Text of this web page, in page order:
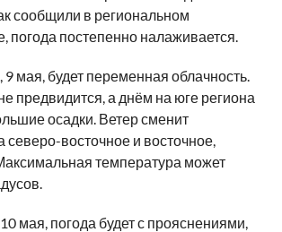
сообщили в региональном
погода постепенно налаживается.
мая, будет переменная облачность.
предвидится, а днём на юге региона
осадки. Ветер сменит
северо-восточное и восточное,
температура может
мая, погода будет с прояснениями,